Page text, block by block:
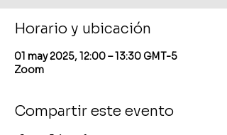
Horario y ubicación
01 may 2025, 12:00 – 13:30 GMT-5
Zoom
Compartir este evento